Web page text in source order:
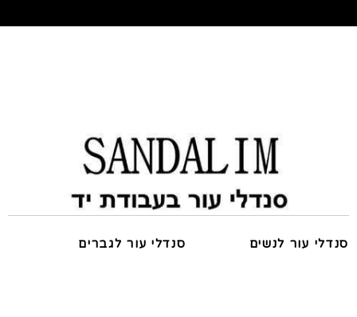
סנדלי עור לנשים סנדלי עור לגברים